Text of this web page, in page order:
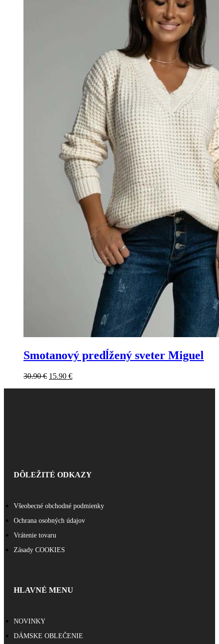
Smotanový predĺžený sveter Miguel
30.90€ 15.90 €
DÔLEŽITÉ ODKAZY
Všeobecné obchodné podmienky
Ochrana osobných údajov
Vrátenie tovaru
Zásady COOKIES
HLAVNÉ MENU
NOVINKY
DÁMSKE OBLEČENIE